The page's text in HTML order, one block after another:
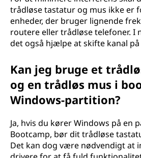
trådløse tastatur og mus ikke er
enheder, der bruger lignende
routere eller trådløse telefoner. I
det også hjælpe at skifte kanal
Kan jeg bruge et
og en trådløs mus i
Windows-partition?
Ja, hvis du kører Windows på en
Bootcamp, bør dit trådløse
Det kan dog være nødvendigt at